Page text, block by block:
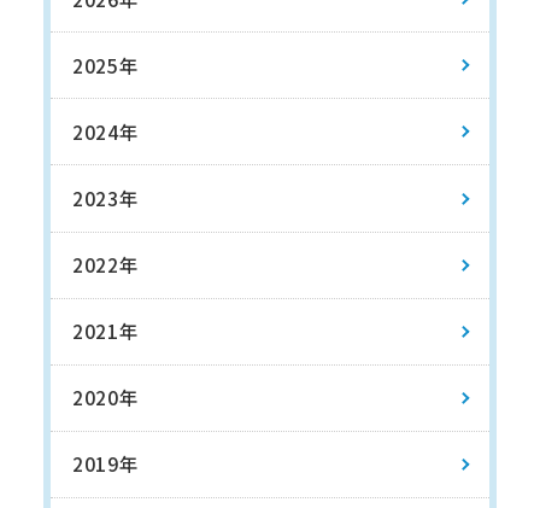
2025年
2024年
2023年
2022年
2021年
2020年
2019年